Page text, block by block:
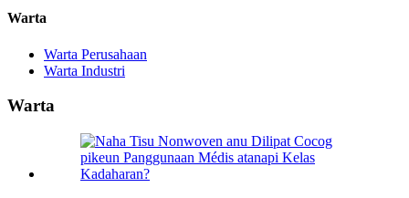
Warta
Warta Perusahaan
Warta Industri
Warta